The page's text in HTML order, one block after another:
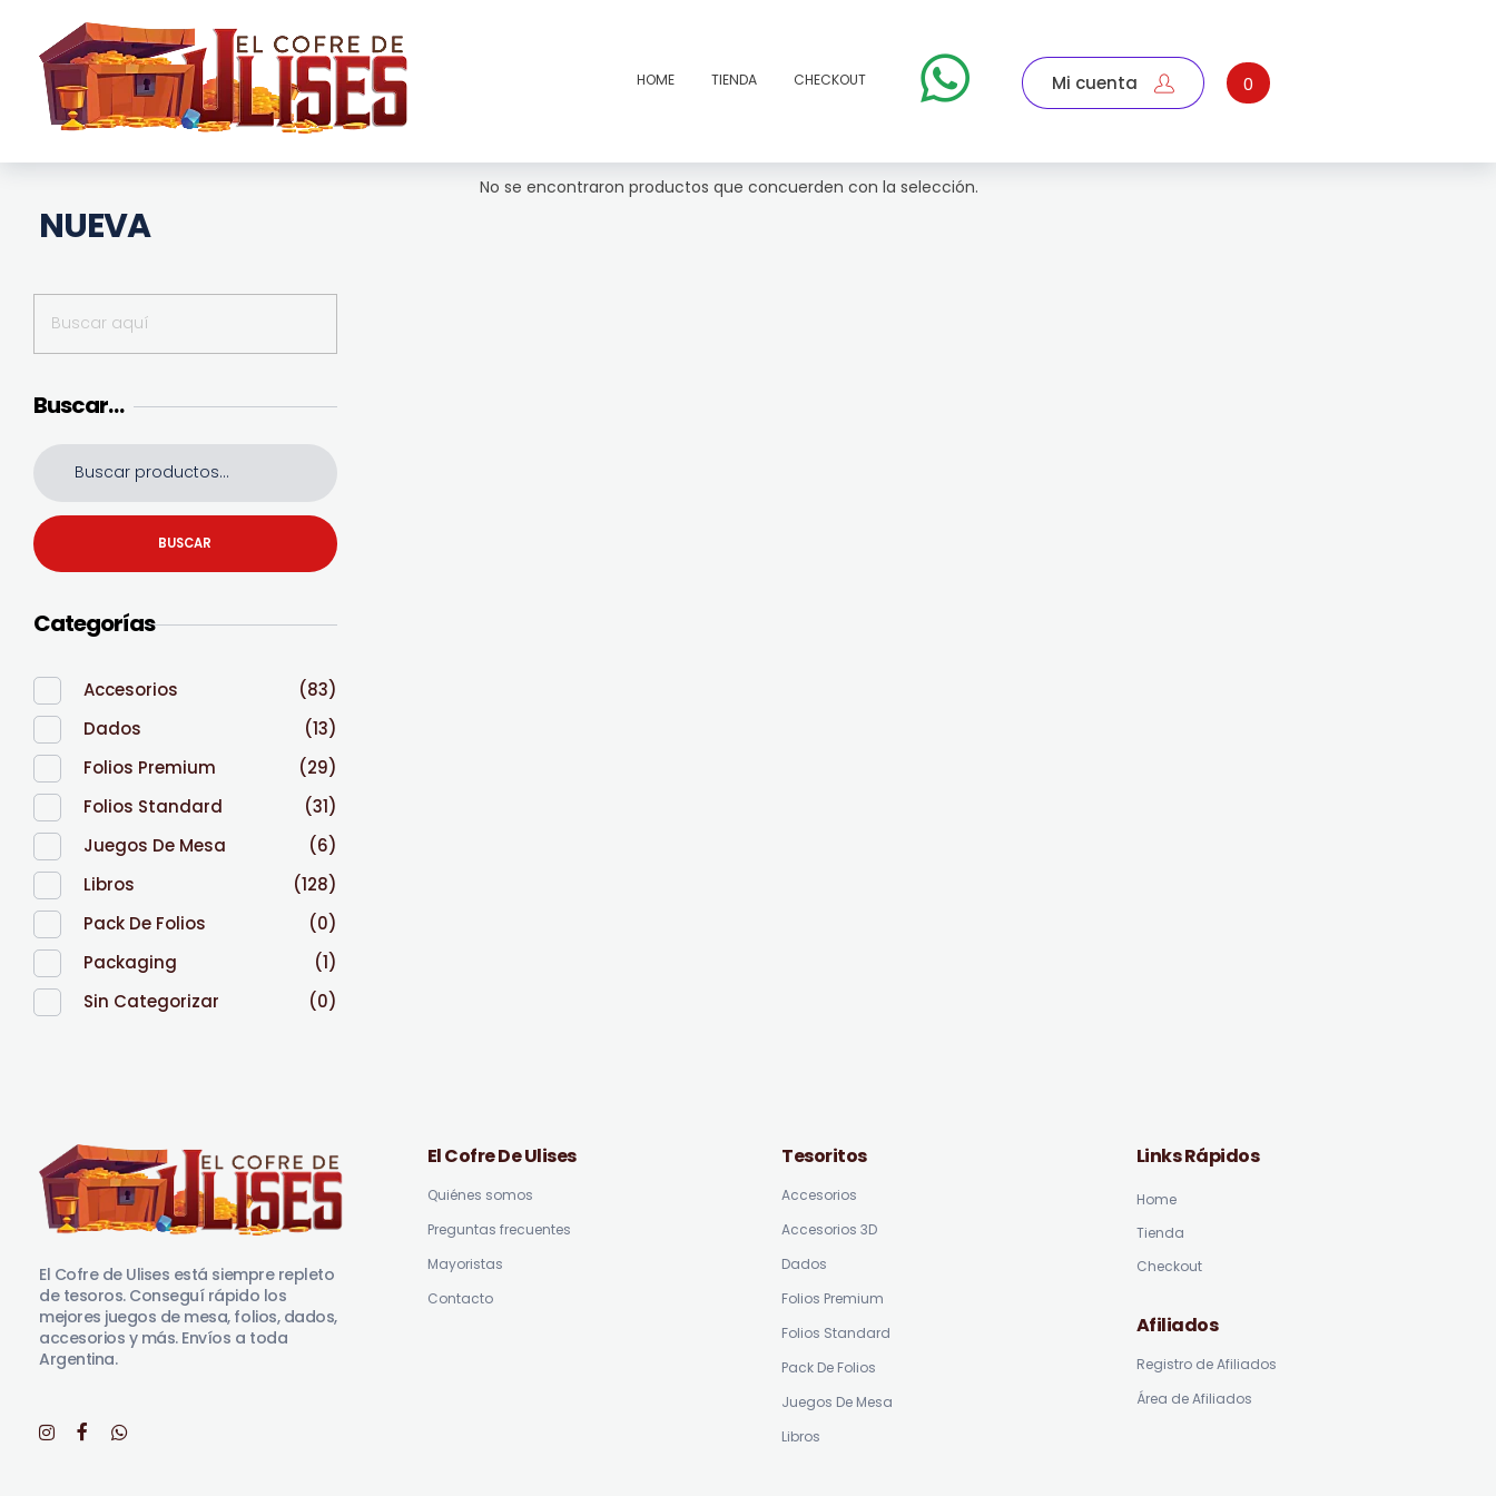
HOME TIENDA CHECKOUT Mi cuenta 0
NUEVA
No se encontraron productos que concuerden con la selección.
Buscar…
BUSCAR
Categorías
Accesorios
(83)
Dados
(13)
Folios Premium
(29)
Folios Standard
(31)
Juegos De Mesa
(6)
Libros
(128)
Pack De Folios
(0)
Packaging
(1)
Sin Categorizar
(0)
El Cofre de Ulises está siempre repleto
de tesoros. Conseguí rápido los
mejores juegos de mesa, folios, dados,
accesorios y más. Envíos a toda
Argentina.
El Cofre De Ulises
Quiénes somos
Preguntas frecuentes
Mayoristas
Contacto
Tesoritos
Accesorios
Accesorios 3D
Dados
Folios Premium
Folios Standard
Pack De Folios
Juegos De Mesa
Libros
Links Rápidos
Home
Tienda
Checkout
Afiliados
Registro de Afiliados
Área de Afiliados